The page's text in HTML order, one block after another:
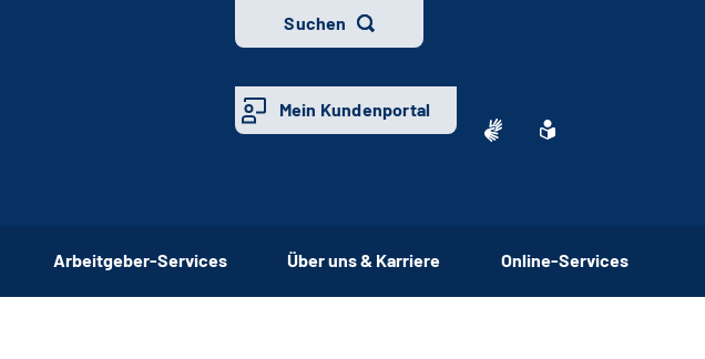
Suchen
Mein Kundenportal
Arbeitgeber-Services Über uns & Karriere Online-Services